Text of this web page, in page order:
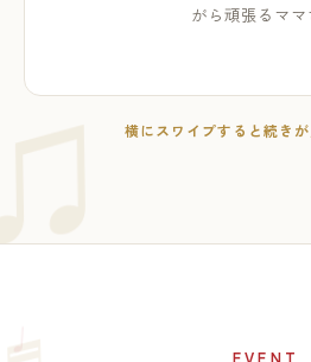
がら頑張るママ
横にスワイプすると続き